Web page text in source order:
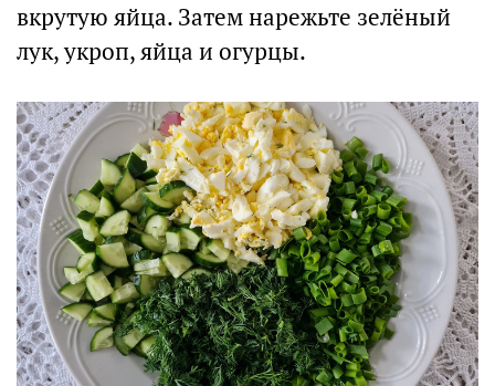
вкрутую яйца. Затем нарежьте зелёный
лук, укроп, яйца и огурцы.